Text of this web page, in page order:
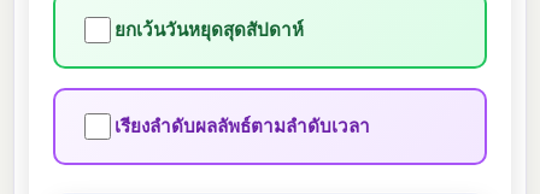
ยกเว้นวันหยุดสุดสัปดาห์
เรียงลำดับผลลัพธ์ตามลำดับเวลา